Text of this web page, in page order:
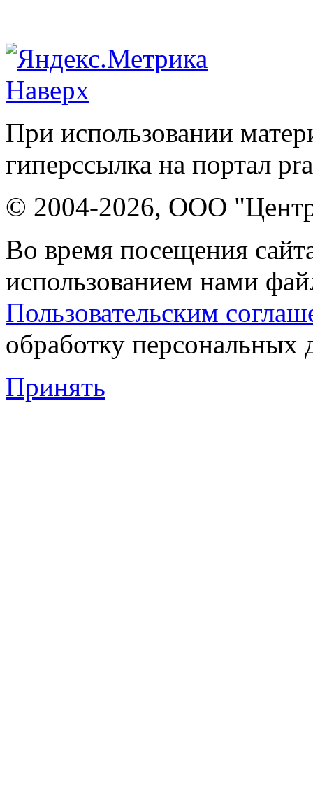
Наверх
При использовании
гиперссылка на портал
© 2004-2026, ООО "Центр
Во время посещения
использованием нами
Пользовательским
обработку персональных
Принять